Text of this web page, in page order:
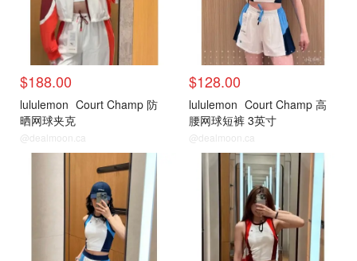
$188.00
lululemon Court Champ 防
晒网球夹克
@dealmoon.ca
$128.00
lululemon Court Champ 高
腰网球短裤 3英寸
@dealmoon.ca